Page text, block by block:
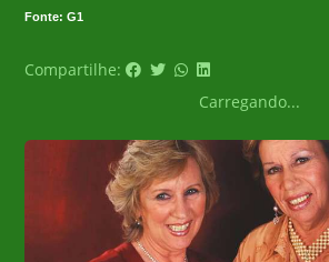
Fonte: G1
Compartilhe:
Carregando...